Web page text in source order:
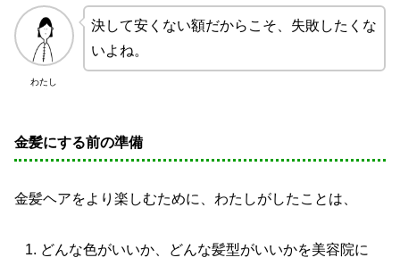
わたし
決して安くない額だからこそ、失敗したくな
いよね。
金髪にする前の準備
金髪ヘアをより楽しむために、わたしがしたことは、
どんな色がいいか、どんな髪型がいいかを美容院に